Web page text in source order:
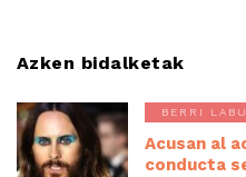
Azken bidalketak
BERRI
Acusan al
conducta